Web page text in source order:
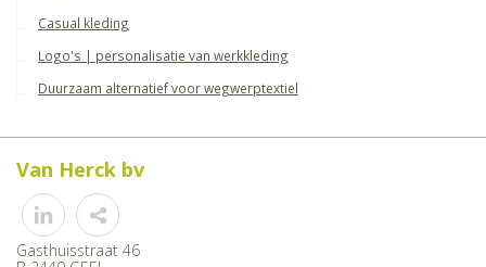
Casual kleding
Logo's | personalisatie van werkkleding
Duurzaam alternatief voor wegwerptextiel
Van Herck bv
Share
Gasthuisstraat 46